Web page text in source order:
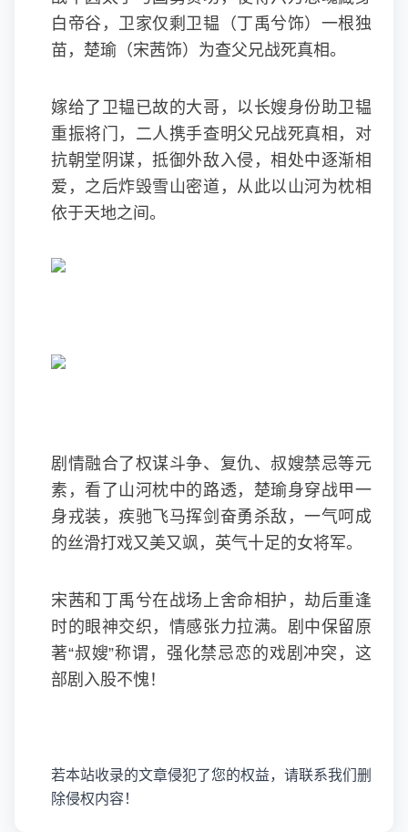
白帝谷，卫家仅剩卫韫（丁禹兮饰）一根独
苗，楚瑜（宋茜饰）为查父兄战死真相。
嫁给了卫韫已故的大哥，以长嫂身份助卫韫
重振将门，二人携手查明父兄战死真相，对
抗朝堂阴谋，抵御外敌入侵，相处中逐渐相
爱，之后炸毁雪山密道，从此以山河为枕相
依于天地之间。
剧情融合了权谋斗争、复仇、叔嫂禁忌等元
素，看了山河枕中的路透，楚瑜身穿战甲一
身戎装，疾驰飞马挥剑奋勇杀敌，一气呵成
的丝滑打戏又美又飒，英气十足的女将军。
宋茜和丁禹兮在战场上舍命相护，劫后重逢
时的眼神交织，情感张力拉满。剧中保留原
著“叔嫂”称谓，强化禁忌恋的戏剧冲突，这
部剧入股不愧！
若本站收录的文章侵犯了您的权益，请联系我们删
除侵权内容！